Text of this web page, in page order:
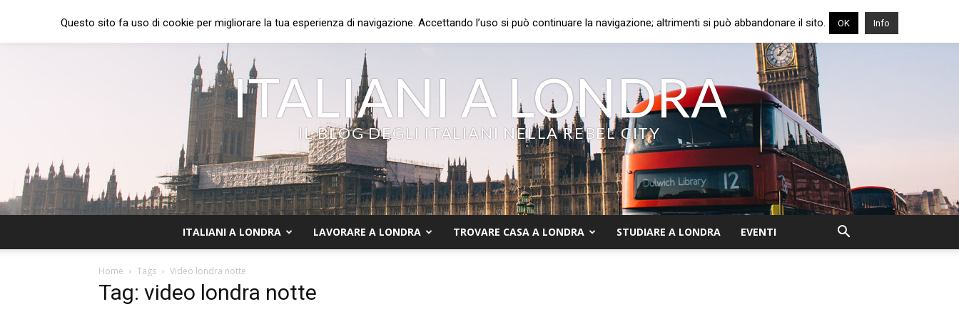
ITALIANI A LONDRA
IL BLOG DEGLI ITALIANI NELLA REBEL CITY
ITALIANI A LONDRA LAVORARE A LONDRA TROVARE CASA A LONDRA STUDIARE A LONDRA EVENTI
Home Tags Video londra notte
Tag: video londra notte
Questo sito fa uso di cookie per migliorare la tua esperienza di navigazione. Accettando l’uso si può continuare la navigazione; altrimenti si può abbandonare il sito. OK Info